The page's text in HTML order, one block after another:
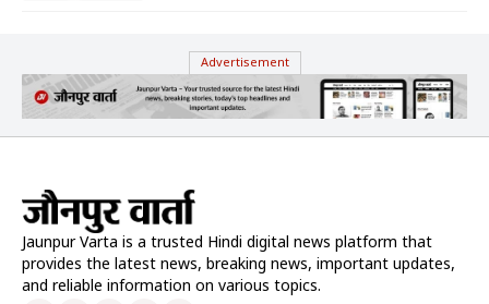
Advertisement
Jaunpur Varta is a trusted Hindi digital news platform that
provides the latest news, breaking news, important updates,
and reliable information on various topics.